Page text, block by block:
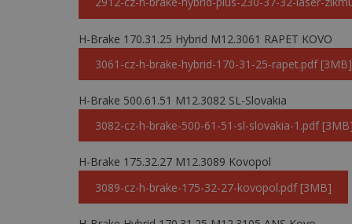
H-Brake 170.31.25 Hybrid M12.3061 RAPET KOVO
3061-cz-h-brake-hybrid-170-31-25-rapet.pdf [3MB]
H-Brake 500.61.51 M12.3082 SL-Slovakia
3082-cz-h-brake-500-61-51-sl-slovakia-1.pdf [3MB]
H-Brake 175.32.27 M12.3089 Kovopol
3089-cz-h-brake-175-32-27-kovopol.pdf [3MB]